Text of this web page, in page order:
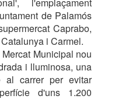
de Palamós
Caprabo,
i Carmel.
Municipal nou
i lluminosa, una
al carrer per evitar
d'uns 1.200